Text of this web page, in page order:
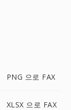
PNG 으로 FAX
XLSX 으로 FAX